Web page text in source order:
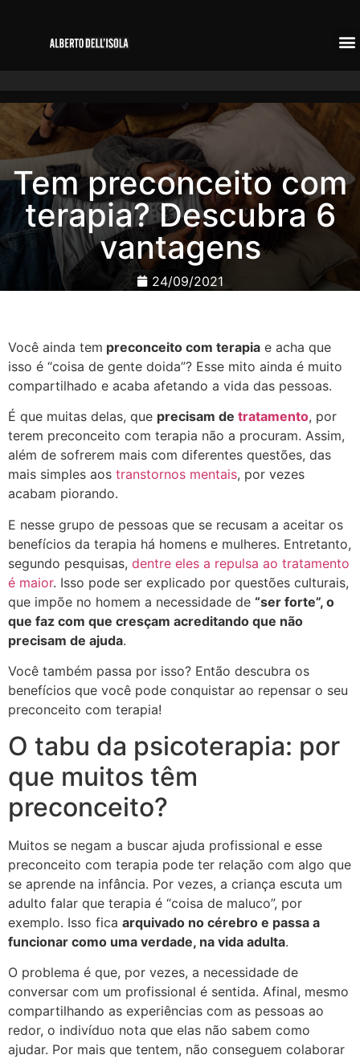
Tem preconceito com
terapia? Descubra 6
vantagens
24/09/2021
Você ainda tem preconceito com terapia e acha que
isso é “coisa de gente doida”? Esse mito ainda é muito
compartilhado e acaba afetando a vida das pessoas.
É que muitas delas, que precisam de tratamento, por
terem preconceito com terapia não a procuram. Assim,
além de sofrerem mais com diferentes questões, das
mais simples aos transtornos mentais, por vezes
acabam piorando.
E nesse grupo de pessoas que se recusam a aceitar os
benefícios da terapia há homens e mulheres. Entretanto,
segundo pesquisas, dentre eles a repulsa ao tratamento
é maior. Isso pode ser explicado por questões culturais,
que impõe no homem a necessidade de “ser forte”, o
que faz com que cresçam acreditando que não
precisam de ajuda.
Você também passa por isso? Então descubra os
benefícios que você pode conquistar ao repensar o seu
preconceito com terapia!
O tabu da psicoterapia: por
que muitos têm
preconceito?
Muitos se negam a buscar ajuda profissional e esse
preconceito com terapia pode ter relação com algo que
se aprende na infância. Por vezes, a criança escuta um
adulto falar que terapia é “coisa de maluco”, por
exemplo. Isso fica arquivado no cérebro e passa a
funcionar como uma verdade, na vida adulta.
O problema é que, por vezes, a necessidade de
conversar com um profissional é sentida. Afinal, mesmo
compartilhando as experiências com as pessoas ao
redor, o indivíduo nota que elas não sabem como
ajudar. Por mais que tentem, não conseguem colaborar